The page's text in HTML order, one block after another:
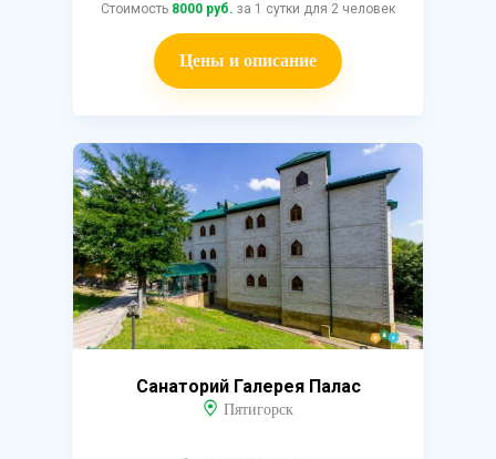
Стоимость 8000 руб. за 1 сутки для 2 человек
Цены и описание
Санаторий Галерея Палас
Пятигорск